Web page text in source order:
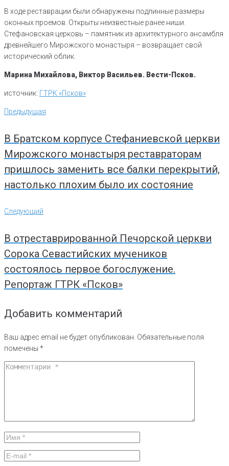
В ходе реставрации были обнаружены подлинные размеры
оконных проемов. Открыты неизвестные ранее ниши.
Стефановская церковь – памятник из архитектурного ансамбля
древнейшего Мирожского монастыря – возвращает свой
исторический облик.
Марина Михайлова, Виктор Васильев. Вести-Псков.
источник: ГТРК «Псков»
Навигация
по
Предыдущая
Предыдущая
В Братском корпусе Стефаниевской церкви
Мирожского монастыря реставраторам
пришлось заменить все балки перекрытий,
настолько плохим было их состояние
Следующий
Следующий
В отреставрированной Печорской церкви
Сорока Севастийских мучеников
состоялось первое богослужение.
Репортаж ГТРК «Псков»
Добавить комментарий
Ваш адрес email не будет опубликован. Обязательные поля
помечены *